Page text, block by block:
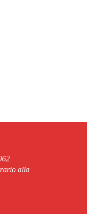
alla